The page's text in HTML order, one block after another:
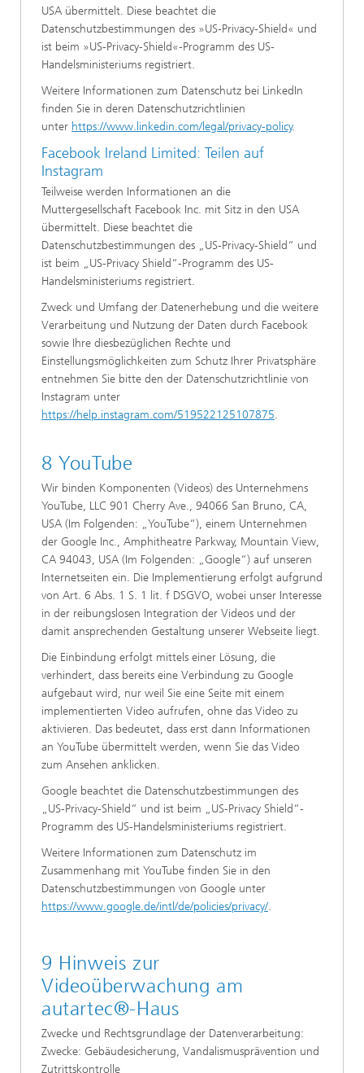
USA übermittelt. Diese beachtet die
Datenschutzbestimmungen des »US-Privacy-Shield« und
ist beim »US-Privacy-Shield«-Programm des US-
Handelsministeriums registriert.
Weitere Informationen zum Datenschutz bei LinkedIn
finden Sie in deren Datenschutzrichtlinien
unter https://www.linkedin.com/legal/privacy-policy.
Facebook Ireland Limited: Teilen auf
Instagram
Teilweise werden Informationen an die
Muttergesellschaft Facebook Inc. mit Sitz in den USA
übermittelt. Diese beachtet die
Datenschutzbestimmungen des „US-Privacy-Shield“ und
ist beim „US-Privacy Shield“-Programm des US-
Handelsministeriums registriert.
Zweck und Umfang der Datenerhebung und die weitere
Verarbeitung und Nutzung der Daten durch Facebook
sowie Ihre diesbezüglichen Rechte und
Einstellungsmöglichkeiten zum Schutz Ihrer Privatsphäre
entnehmen Sie bitte den der Datenschutzrichtlinie von
Instagram unter
https://help.instagram.com/519522125107875.
8 YouTube
Wir binden Komponenten (Videos) des Unternehmens
YouTube, LLC 901 Cherry Ave., 94066 San Bruno, CA,
USA (Im Folgenden: „YouTube“), einem Unternehmen
der Google Inc., Amphitheatre Parkway, Mountain View,
CA 94043, USA (Im Folgenden: „Google“) auf unseren
Internetseiten ein. Die Implementierung erfolgt aufgrund
von Art. 6 Abs. 1 S. 1 lit. f DSGVO, wobei unser Interesse
in der reibungslosen Integration der Videos und der
damit ansprechenden Gestaltung unserer Webseite liegt.
Die Einbindung erfolgt mittels einer Lösung, die
verhindert, dass bereits eine Verbindung zu Google
aufgebaut wird, nur weil Sie eine Seite mit einem
implementierten Video aufrufen, ohne das Video zu
aktivieren. Das bedeutet, dass erst dann Informationen
an YouTube übermittelt werden, wenn Sie das Video
zum Ansehen anklicken.
Google beachtet die Datenschutzbestimmungen des
„US-Privacy-Shield“ und ist beim „US-Privacy Shield“-
Programm des US-Handelsministeriums registriert.
Weitere Informationen zum Datenschutz im
Zusammenhang mit YouTube finden Sie in den
Datenschutzbestimmungen von Google unter
https://www.google.de/intl/de/policies/privacy/.
9 Hinweis zur
Videoüberwachung am
autartec®-Haus
Zwecke und Rechtsgrundlage der Datenverarbeitung:
Zwecke: Gebäudesicherung, Vandalismusprävention und
Zutrittskontrolle